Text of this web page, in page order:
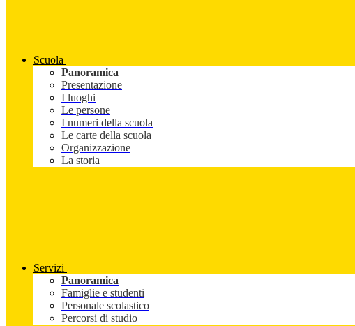
Scuola
Panoramica
Presentazione
I luoghi
Le persone
I numeri della scuola
Le carte della scuola
Organizzazione
La storia
Servizi
Panoramica
Famiglie e studenti
Personale scolastico
Percorsi di studio